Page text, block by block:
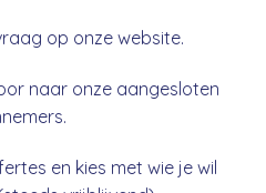
op onze website.
naar onze aangesloten
en kies met wie je wil